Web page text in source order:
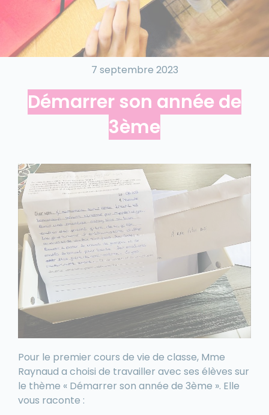
7 septembre 2023
Démarrer son année de
3ème
Pour le premier cours de vie de classe, Mme
Raynaud a choisi de travailler avec ses élèves sur
le thème « Démarrer son année de 3ème ». Elle
vous raconte :